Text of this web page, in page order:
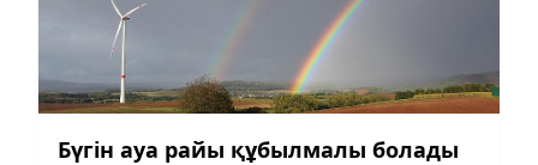
Бүгін ауа райы құбылмалы болады